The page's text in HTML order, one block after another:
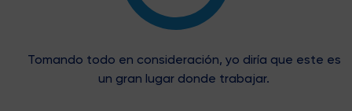
Tomando todo en consideración, yo diría que este es
un gran lugar donde trabajar.